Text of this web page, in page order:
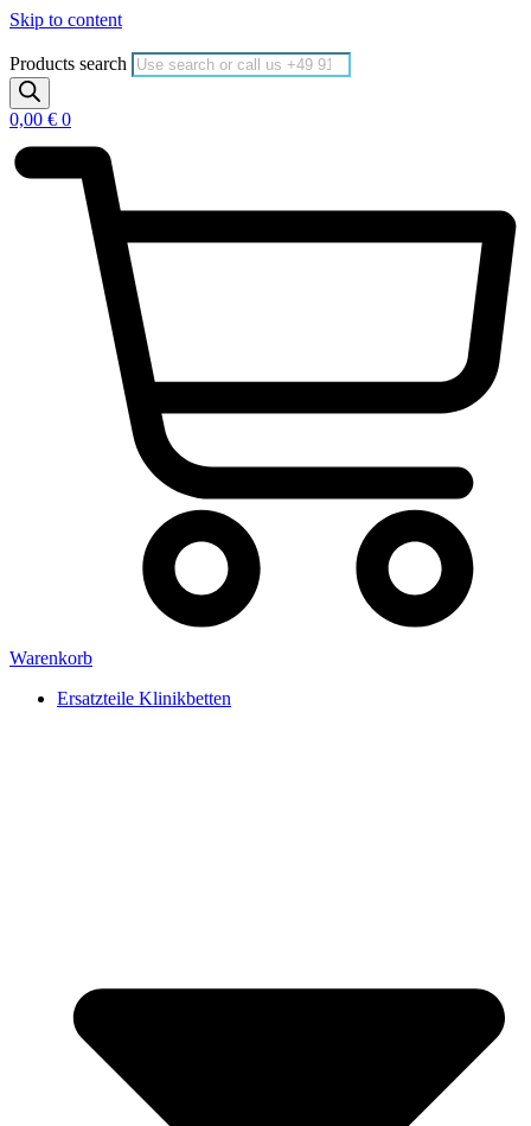
Skip to content
Products search
0,00 € 0
Warenkorb
Ersatzteile Klinikbetten